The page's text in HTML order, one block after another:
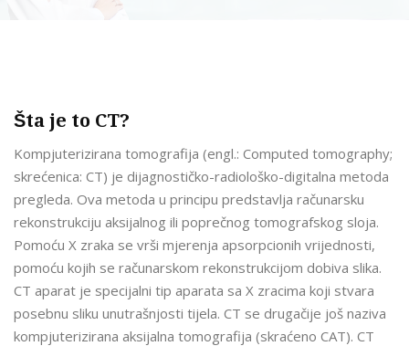
Šta je to CT?
Kompjuterizirana tomografija (engl.: Computed tomography;
skrećenica: CT) je dijagnostičko-radiološko-digitalna metoda
pregleda. Ova metoda u principu predstavlja računarsku
rekonstrukciju aksijalnog ili poprečnog tomografskog sloja.
Pomoću X zraka se vrši mjerenja apsorpcionih vrijednosti,
pomoću kojih se računarskom rekonstrukcijom dobiva slika.
CT aparat je specijalni tip aparata sa X zracima koji stvara
posebnu sliku unutrašnjosti tijela. CT se drugačije još naziva
kompjuterizirana aksijalna tomografija (skraćeno CAT). CT